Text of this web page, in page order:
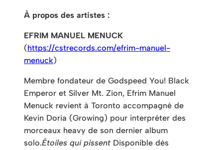
À propos des artistes :
EFRIM MANUEL MENUCK
(https://cstrecords.com/efrim-manuel-
menuck)
Membre fondateur de Godspeed You! Black
Emperor et Silver Mt. Zion, Efrim Manuel
Menuck revient à Toronto accompagné de
Kevin Doria (Growing) pour interpréter des
morceaux heavy de son dernier album
solo.Étoiles qui pissent Disponible dès